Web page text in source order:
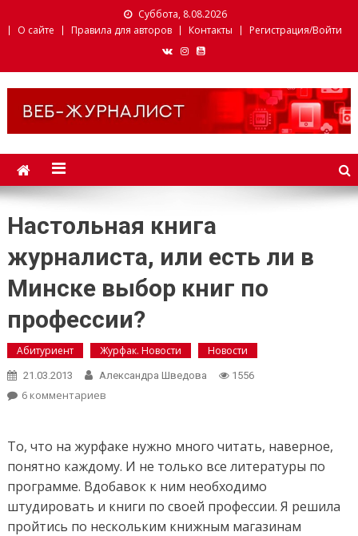
Суббота, 8.08.2026
О сайте
Правила для авторов Контакты Регистрация/Войти
Веб-журналист. Websmi.
Факультет журналистики
БГУ
Настольная книга
журналиста, или есть ли в
Минске выбор книг по
профессии?
Абитуриент Журфак. Новости Новости
21.03.2013 Александра Шведова 1556
6 комментариев
То, что на журфаке нужно много читать, наверное,
понятно каждому. И не только все литературы по
программе. Вдобавок к ним необходимо
штудировать и книги по своей профессии. Я решила
пройтись по нескольким книжным магазинам